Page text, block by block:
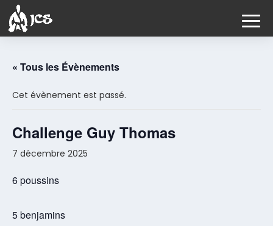
« Tous les Évènements
Cet évènement est passé.
Challenge Guy Thomas
7 décembre 2025
6 poussins
5 benjamins